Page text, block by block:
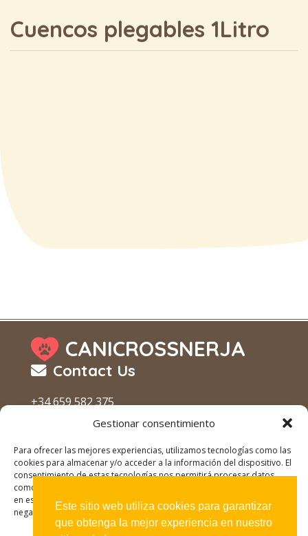
Gestionar consentimiento
Para ofrecer las mejores experiencias, utilizamos tecnologías como las
cookies para almacenar y/o acceder a la información del dispositivo. El
consentimiento de estas tecnologías nos permitirá procesar datos
como el comportamiento de navegación o las identificaciones únicas
en este sitio. No consentir o retirar el consentimiento, puede afectar
negativamente a ciertas características y funciones.
Cuencos plegables 1Litro
CANICROSSNERJA
Contact Us
+34 659 582 375
canicrossnerja@gmail.com
Política de Privacidad
Open
Este sitio web utiliza cookies para garantizar
que obtenga la mejor experiencia en nuestro